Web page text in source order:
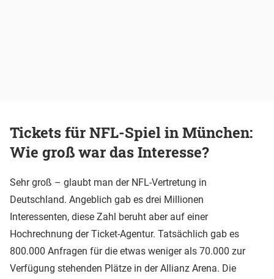
Tickets für NFL-Spiel in München:
Wie groß war das Interesse?
Sehr groß – glaubt man der NFL-Vertretung in
Deutschland. Angeblich gab es drei Millionen
Interessenten, diese Zahl beruht aber auf einer
Hochrechnung der Ticket-Agentur. Tatsächlich gab es
800.000 Anfragen für die etwas weniger als 70.000 zur
Verfügung stehenden Plätze in der Allianz Arena. Die